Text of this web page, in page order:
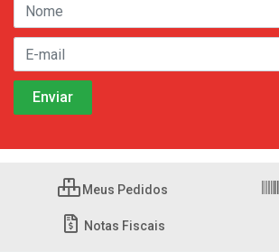
Meus Pedidos
Notas Fiscais